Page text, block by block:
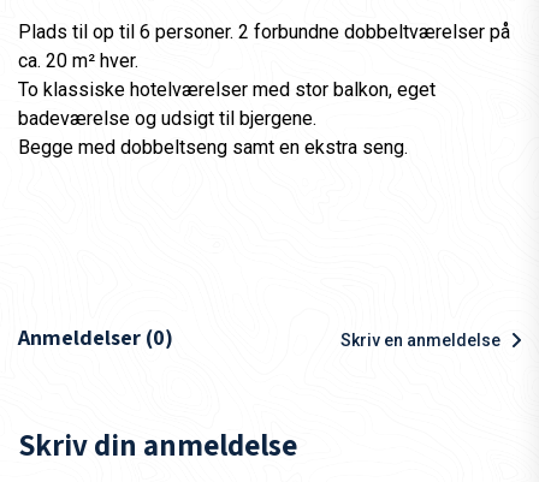
Plads til op til 6 personer. 2 forbundne dobbeltværelser på
ca. 20 m² hver.
To klassiske hotelværelser med stor balkon, eget
badeværelse og udsigt til bjergene.
Begge med dobbeltseng samt en ekstra seng.
Anmeldelser (0) Skriv en anmeldelse
Skriv din anmeldelse